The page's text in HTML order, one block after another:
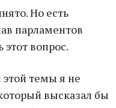
Но есть
парламентов
этот вопрос.
темы я не
высказал бы